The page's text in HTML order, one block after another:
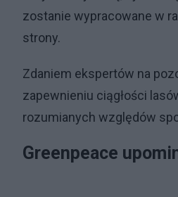
zostanie wypracowane w
strony.
Zdaniem ekspertów na
zapewnieniu ciągłości
rozumianych względów
Greenpeace